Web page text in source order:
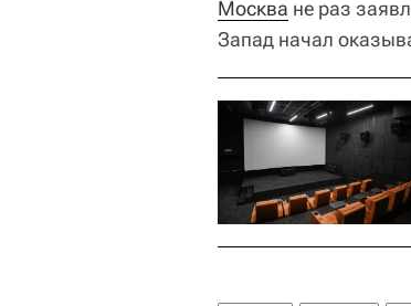
Москва не раз
Запад начал